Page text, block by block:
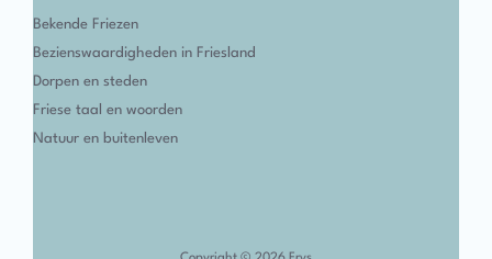
Bekende Friezen
Bezienswaardigheden in Friesland
Dorpen en steden
Friese taal en woorden
Natuur en buitenleven